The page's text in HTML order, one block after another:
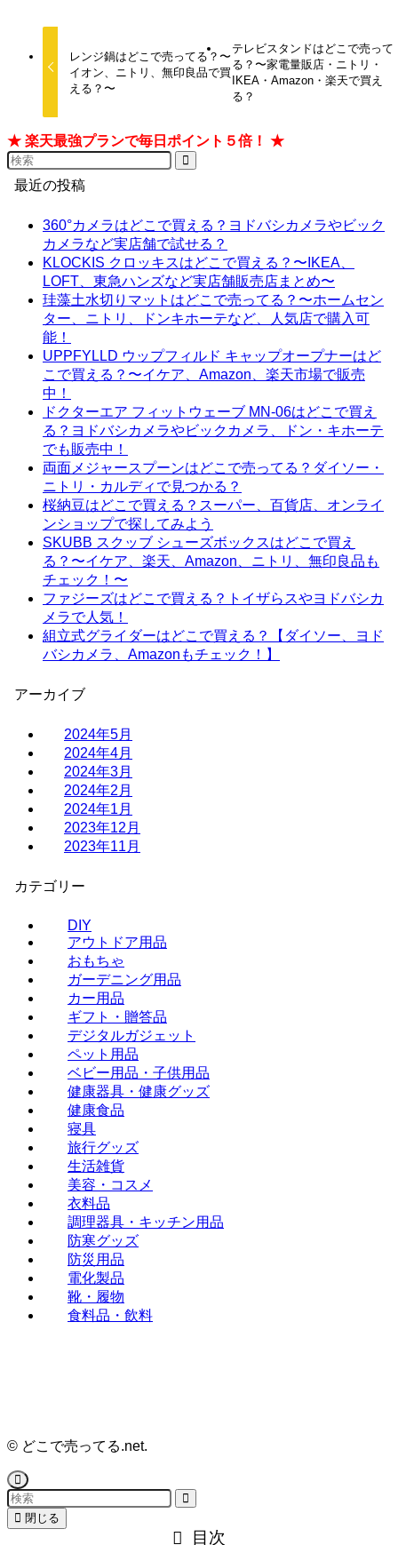
レンジ鍋はどこで売ってる？〜
イオン、ニトリ、無印良品で買
える？〜
テレビスタンドはどこで売って
る？〜家電量販店・ニトリ・
IKEA・Amazon・楽天で買え
る？
★ 楽天最強プランで毎日ポイント５倍！ ★
最近の投稿
360°カメラはどこで買える？ヨドバシカメラやビック
カメラなど実店舗で試せる？
KLOCKIS クロッキスはどこで買える？〜IKEA、
LOFT、東急ハンズなど実店舗販売店まとめ〜
珪藻土水切りマットはどこで売ってる？〜ホームセン
ター、ニトリ、ドンキホーテなど、人気店で購入可
能！
UPPFYLLD ウップフィルド キャップオープナーはど
こで買える？〜イケア、Amazon、楽天市場で販売
中！
ドクターエア フィットウェーブ MN-06はどこで買え
る？ヨドバシカメラやビックカメラ、ドン・キホーテ
でも販売中！
両面メジャースプーンはどこで売ってる？ダイソー・
ニトリ・カルディで見つかる？
桜納豆はどこで買える？スーパー、百貨店、オンライ
ンショップで探してみよう
SKUBB スクッブ シューズボックスはどこで買え
る？〜イケア、楽天、Amazon、ニトリ、無印良品も
チェック！〜
ファジーズはどこで買える？トイザらスやヨドバシカ
メラで人気！
組立式グライダーはどこで買える？【ダイソー、ヨド
バシカメラ、Amazonもチェック！】
アーカイブ
2024年5月
2024年4月
2024年3月
2024年2月
2024年1月
2023年12月
2023年11月
カテゴリー
DIY
アウトドア用品
おもちゃ
ガーデニング用品
カー用品
ギフト・贈答品
デジタルガジェット
ペット用品
ベビー用品・子供用品
健康器具・健康グッズ
健康食品
寝具
旅行グッズ
生活雑貨
美容・コスメ
衣料品
調理器具・キッチン用品
防寒グッズ
防災用品
電化製品
靴・履物
食料品・飲料
© どこで売ってる.net.
閉じる
目次